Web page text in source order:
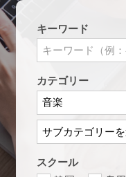
キーワード
カテゴリー
スクール